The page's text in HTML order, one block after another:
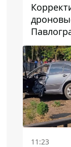
агентку
11:23